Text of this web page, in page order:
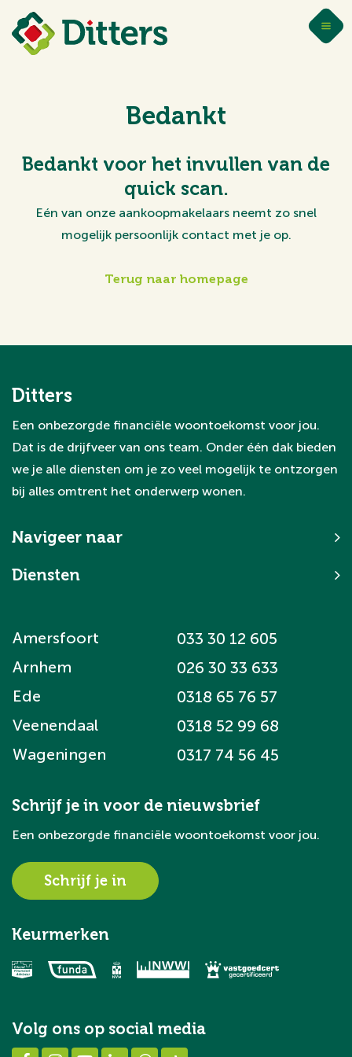
Bedankt
Bedankt voor het invullen van de
quick scan.
Eén van onze aankoopmakelaars neemt zo snel
mogelijk persoonlijk contact met je op.
Terug naar homepage
Ditters
Een onbezorgde financiële woontoekomst voor jou.
Dat is de drijfveer van ons team. Onder één dak bieden
we je alle diensten om je zo veel mogelijk te ontzorgen
bij alles omtrent het onderwerp wonen.
Navigeer naar
Diensten
Amersfoort
033 30 12 605
Arnhem
026 30 33 633
Ede
0318 65 76 57
Veenendaal
0318 52 99 68
Wageningen
0317 74 56 45
Schrijf je in voor de nieuwsbrief
Een onbezorgde financiële woontoekomst voor jou.
Schrijf je in
Keurmerken
Volg ons op social media